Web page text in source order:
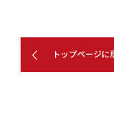
トップページに